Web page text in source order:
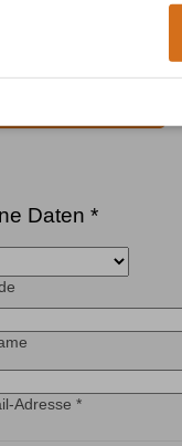
dem Allgäu
informiert bleiben
Daten *
Adresse *